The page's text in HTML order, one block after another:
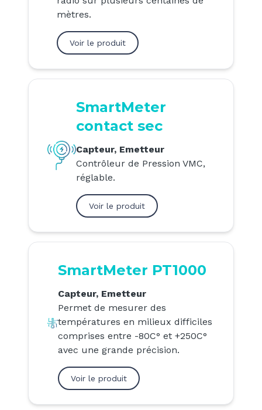
mètres.
Voir le produit
SmartMeter
contact sec
Capteur, Emetteur
Contrôleur de Pression VMC,
réglable.
Voir le produit
SmartMeter PT1000
Capteur, Emetteur
Permet de mesurer des
températures en milieux difficiles
comprises entre -80C° et +250C°
avec une grande précision.
Voir le produit